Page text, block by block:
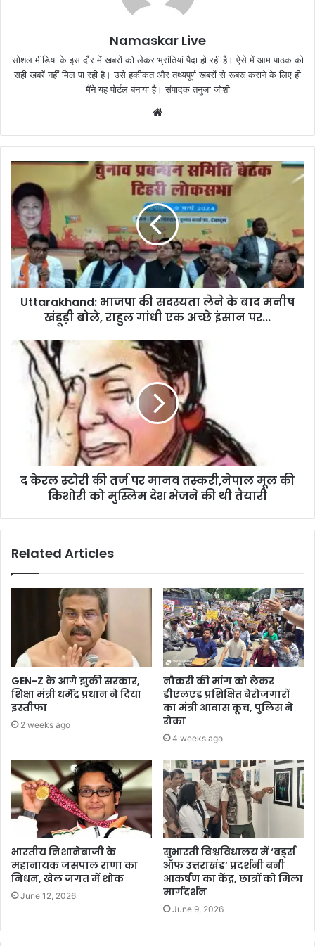
Namaskar Live
सोशल मीडिया के इस दौर में खबरों को लेकर भ्रांतियां पैदा हो रही है। ऐसे में आम पाठक को
सही खबरें नहीं मिल पा रही है। उसे हकीकत और तथ्यपूर्ण खबरों से रूबरू कराने के लिए ही
मैंने यह पोर्टल बनाया है। संपादक तनुजा जोशी
b
s
i
t
e
Uttarakhand: भाजपा की सदस्यता लेने के बाद मनीष
खंडूड़ी बोले, राहुल गांधी एक अच्छे इंसान पर...
द केरल स्टोरी की तर्ज पर मानव तस्करी,नेपाल मूल की
किशोरी को मुस्लिम देश भेजने की थी तैयारी
Related Articles
GEN-Z के आगे झुकी सरकार,
शिक्षा मंत्री धर्मेंद्र प्रधान ने दिया
इस्तीफा
2 weeks ago
नौकरी की मांग को लेकर
डीएलएड प्रशिक्षित बेरोजगारों
का मंत्री आवास कूच, पुलिस ने
रोका
4 weeks ago
भारतीय निशानेबाजी के
महानायक जसपाल राणा का
निधन, खेल जगत में शोक
June 12, 2026
सुभारती विश्वविधालय में ‘बर्ड्स
ऑफ उत्तराखंड’ प्रदर्शनी बनी
आकर्षण का केंद्र, छात्रों को मिला
मार्गदर्शन
June 9, 2026